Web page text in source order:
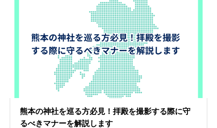
熊本の神社を巡る方必見！拝殿を撮影する際に守
るべきマナーを解説します